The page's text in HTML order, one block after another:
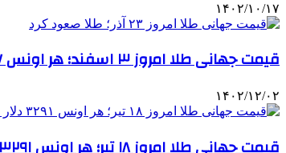
۱۴۰۲/۱۰/۱۷
قیمت جهانی طلا امروز ۳ اسفند؛ هر اونس ۲۹۲۷ دلار و ۹۹ سنت
۱۴۰۲/۱۲/۰۲
قیمت جهانی طلا امروز ۱۸ تیر؛ هر اونس ۳۲۹۱ دلار و ۲۱ سنت